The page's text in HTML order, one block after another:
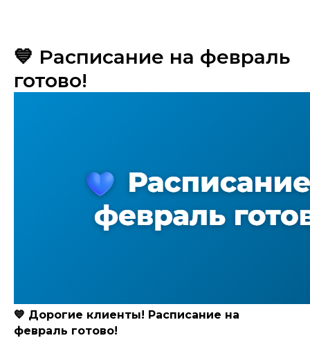
💙 Расписание на февраль
готово!
💙 Дорогие клиенты! Расписание на
февраль готово!